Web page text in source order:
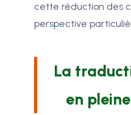
cette réduction des
perspective
La
en